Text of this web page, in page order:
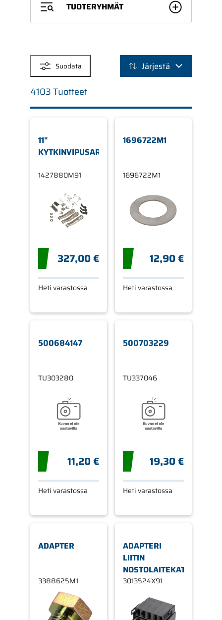
TUOTERYHMÄT
Suodata Järjestä
4103 Tuotteet
11"
KYTKINVIPUSARJA
1427880M91
327,00 €
Heti varastossa
1696722M1
1696722M1
12,90 €
Heti varastossa
500684147
TU303280
11,20 €
Heti varastossa
500703229
TU337046
19,30 €
Heti varastossa
ADAPTER
3388625M1
ADAPTERI
LIITIN
NOSTOLAITEKATKAISIJA
3013524X91